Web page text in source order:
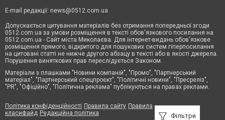
Фільтри
E-mail редакції: news@0512.com.ua
Допускається цитування матеріалів без отримання попередньої згоди
0512.com.ua за умови розміщення в тексті обов'язкового посилання на
0512.com.ua - Сайт міста Миколаєва. Для інтернет-видань обов'язкове
розміщення прямого, відкритого для пошукових систем гіперпосилання
на цитовані статті не нижче другого абзацу в тексті або в якості джерела.
Порушення виняткових прав переслідується Законом.
Матеріали з плашками "Новини компаній", "Промо", "Партнерський
матеріал", "Партнерський спецпроєкт", "Політичні новини", "Пресреліз",
"PR", "Офіційно", "Політична реклама" публікуються на правах реклами.
Політика конфіденційності Правила сайту Правила
класифайд Редакційна політика